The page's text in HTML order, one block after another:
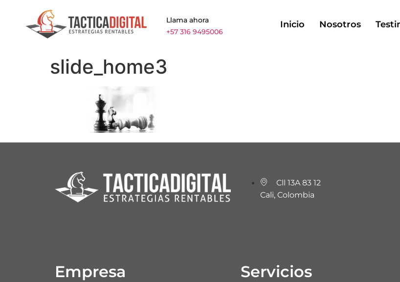
Llama ahora
+57 316 9495006
Inicio Nosotros
slide_home3
Cll 13A 83 12
Cali, Colombia
Empresa Servicios